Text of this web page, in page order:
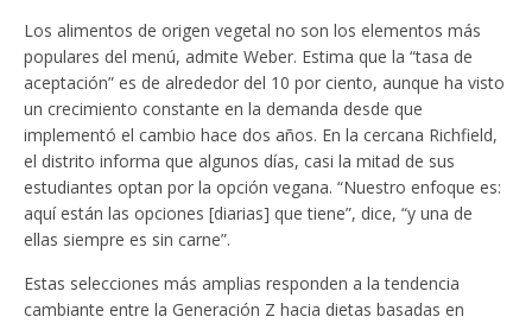
Los alimentos de origen vegetal no son los elementos más
populares del menú, admite Weber. Estima que la “tasa de
aceptación” es de alrededor del 10 por ciento, aunque ha visto
un crecimiento constante en la demanda desde que
implementó el cambio hace dos años. En la cercana Richfield,
el distrito informa que algunos días, casi la mitad de sus
estudiantes optan por la opción vegana. “Nuestro enfoque es:
aquí están las opciones [diarias] que tiene”, dice, “y una de
ellas siempre es sin carne”.
Estas selecciones más amplias responden a la tendencia
cambiante entre la Generación Z hacia dietas basadas en